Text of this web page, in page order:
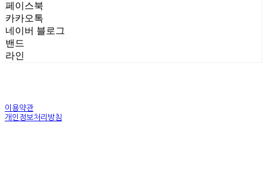
페이스북
카카오톡
네이버 블로그
밴드
라인
이용약관
개인정보처리방침